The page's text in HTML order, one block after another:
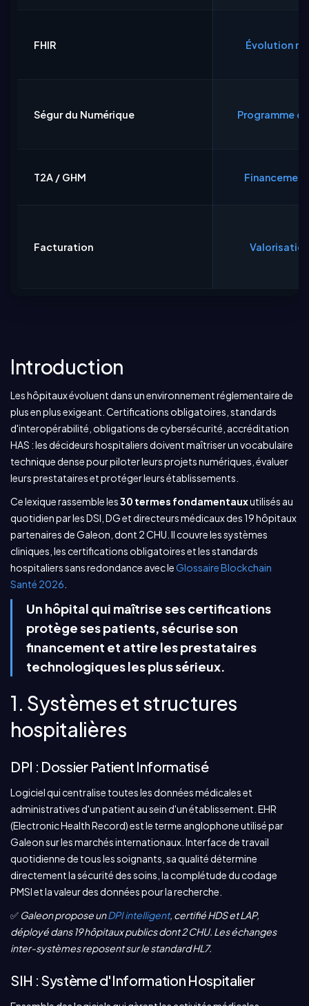
FHIR Évolution
Ségur du Numérique Programme
T2A / GHM
Facturation
Introduction
Les hôpitaux évoluent dans un environnement réglementaire de
plus en plus exigeant. Certifications obligatoires, standards
d'interopérabilité, obligations de cybersécurité, accréditation
HAS : les décideurs hospitaliers doivent maîtriser un vocabulaire
technique dense pour piloter leurs projets numériques, évaluer
leurs prestataires et protéger leurs établissements.
Ce lexique rassemble les30 termes fondamentauxutilisés au
quotidien par les DSI, DG et directeurs médicaux des 19 hôpitaux
partenaires de Galeon, dont 2 CHU. Il couvre les systèmes
cliniques, les certifications obligatoires et les standards
hospitaliers sans redondance avec leGlossaire Blockchain
Santé 2026
Un hôpital qui maîtrise ses certifications
protège ses patients, sécurise son
financement et attire les prestataires
technologiques les plus sérieux.
1. Systèmes et structures
hospitalières
DPI : Dossier Patient Informatisé
Logiciel qui centralise toutes les données médicales et
administratives d'un patient au sein d'un établissement. EHR
(Electronic Health Record) est le terme anglophone utilisé par
Galeon sur les marchés internationaux. Interface de travail
quotidienne de tous les soignants, sa qualité détermine
directement la sécurité des soins, la complétude du codage
PMSI et la valeur des données pour la recherche.
✅ Galeon propose unDPI intelligent, certifié HDS et LAP,
déployé dans 19 hôpitaux publics dont 2 CHU. Les échanges
inter-systèmes reposent sur le standard HL7.
SIH : Système d'Information Hospitalier